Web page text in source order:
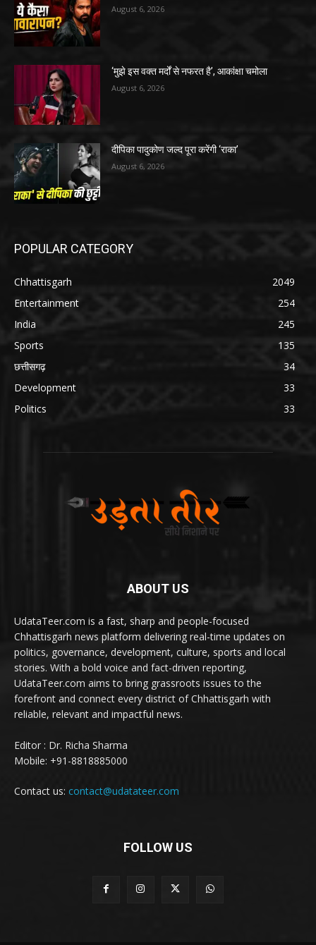
August 6, 2026
‘मुझे इस वक्त मर्दों से नफरत है’, आकांक्षा चमोला
August 6, 2026
दीपिका पादुकोण जल्द पूरा करेंगी ‘राका’
August 6, 2026
POPULAR CATEGORY
Chhattisgarh
2049
Entertainment
254
India
245
Sports
135
छत्तीसगढ़
34
Development
33
Politics
33
ABOUT US
UdataTeer.com is a fast, sharp and people-focused
Chhattisgarh news platform delivering real-time updates on
politics, governance, development, culture, sports and local
stories. With a bold voice and fact-driven reporting,
UdataTeer.com aims to bring grassroots issues to the
forefront and connect every district of Chhattisgarh with
reliable, relevant and impactful news.
Editor : Dr. Richa Sharma
Mobile: +91-8818885000
Contact us: contact@udatateer.com
FOLLOW US